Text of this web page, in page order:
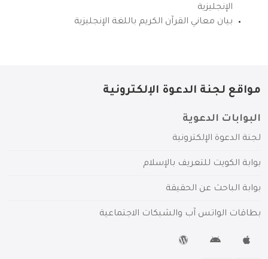
الإنجليزية
بيان معاني القرآن الكريم باللغة الإنجليزية
مواقع لجنة الدعوة الإلكترونية
البوابات الدعوية
لجنة الدعوة الإلكترونية
بوابة الكويت للتعريف بالإسلام
بوابة الباحث عن الحقيقة
بطاقات الواتس آب والشبكات الاجتماعية